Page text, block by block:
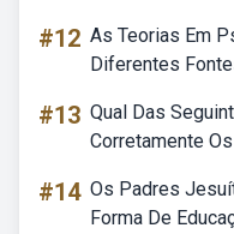
#12 As Teorias Em
Diferentes
#13 Qual Das
Corretamente
#14 Os Padres
Forma De